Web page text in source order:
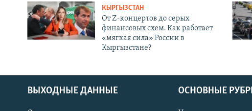
КЫРГЫЗСТАН
От Z-концертов до серых
финансовых схем. Как работает
«мягкая сила» России в
Кыргызстане?
ВЫХОДНЫЕ ДАННЫЕ ОСНОВНЫЕ